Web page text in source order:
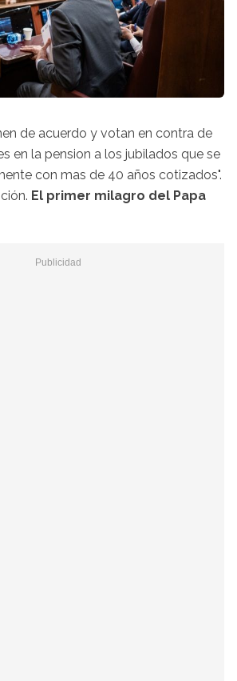
de acuerdo y votan en contra de
en la pension a los jubilados que se
con mas de 40 años cotizados".
El primer milagro del Papa